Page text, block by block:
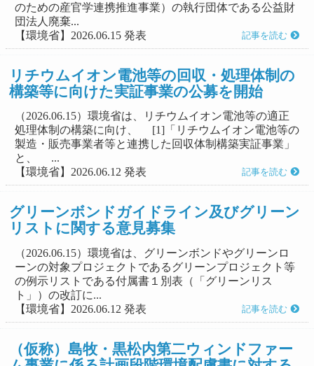
のための産官学連携推進事業）の執行団体である公益財
団法人廃棄...
【環境省】2026.06.15 発表
記事を読む
リチウムイオン電池等の回収・処理体制の
構築等に向けた実証事業の公募を開始
（2026.06.15）環境省は、リチウムイオン電池等の適正
処理体制の構築に向け、 [1]「リチウムイオン電池等の
製造・販売事業者等と連携した回収体制構築実証事業」
と、 ...
【環境省】2026.06.12 発表
記事を読む
グリーンボンドガイドライン及びグリーン
リストに関する意見募集
（2026.06.15）環境省は、グリーンボンドやグリーンロ
ーンの対象プロジェクトであるグリーンプロジェクト等
の例示リストである付属書１別表（「グリーンリス
ト」）の改訂に...
【環境省】2026.06.12 発表
記事を読む
（仮称）島牧・黒松内第二ウィンドファー